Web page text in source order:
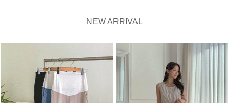
NEW ARRIVAL